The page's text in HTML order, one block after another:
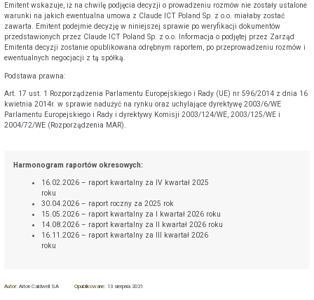
Emitent wskazuje, iż na chwilę podjęcia decyzji o prowadzeniu rozmów nie zostały ustalone
warunki na jakich ewentualna umowa z Claude ICT Poland Sp. z o.o. miałaby zostać
zawarta. Emitent podejmie decyzję w niniejszej sprawie po weryfikacji dokumentów
przedstawionych przez Claude ICT Poland Sp. z o.o. Informacja o podjętej przez Zarząd
Emitenta decyzji zostanie opublikowana odrębnym raportem, po przeprowadzeniu rozmów i
ewentualnych negocjacji z tą spółką.
Podstawa prawna:
Art. 17 ust. 1 Rozporządzenia Parlamentu Europejskiego i Rady (UE) nr 596/2014 z dnia 16
kwietnia 2014r. w sprawie nadużyć na rynku oraz uchylające dyrektywę 2003/6/WE
Parlamentu Europejskiego i Rady i dyrektywy Komisji 2003/124/WE, 2003/125/WE i
2004/72/WE (Rozporządzenia MAR).
Harmonogram raportów okresowych:
16.02.2026 – raport kwartalny za IV kwartał 2025
roku
30.04.2026 – raport roczny za 2025 rok
15.05.2026 – raport kwartalny za I kwartał 2026 roku
14.08.2026 – raport kwartalny za II kwartał 2026 roku
16.11.2026 – raport kwartalny za III kwartał 2026
roku
Autor:Aiton Caldwell SA Opublikowane: 13 sierpnia 2021